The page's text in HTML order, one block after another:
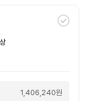
1,406,240원